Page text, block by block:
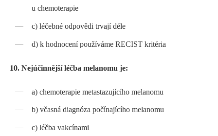
u chemoterapie
c) léčebné odpovědi trvají déle
d) k hodnocení používáme RECIST kritéria
10. Nejúčinnější léčba melanomu je:
a) chemoterapie metastazujícího melanomu
b) včasná diagnóza počínajícího melanomu
c) léčba vakcínami